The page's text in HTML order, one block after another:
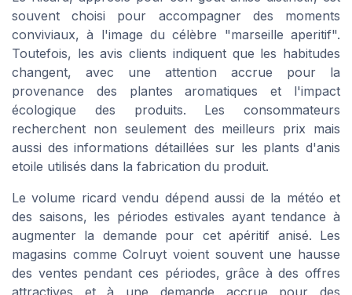
souvent choisi pour accompagner des moments
conviviaux, à l'image du célèbre "marseille aperitif".
Toutefois, les avis clients indiquent que les habitudes
changent, avec une attention accrue pour la
provenance des plantes aromatiques et l'impact
écologique des produits. Les consommateurs
recherchent non seulement des meilleurs prix mais
aussi des informations détaillées sur les plants d'anis
etoile utilisés dans la fabrication du produit.
Le volume ricard vendu dépend aussi de la météo et
des saisons, les périodes estivales ayant tendance à
augmenter la demande pour cet apéritif anisé. Les
magasins comme Colruyt voient souvent une hausse
des ventes pendant ces périodes, grâce à des offres